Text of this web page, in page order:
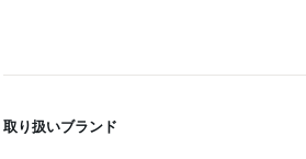
取り扱いブランド